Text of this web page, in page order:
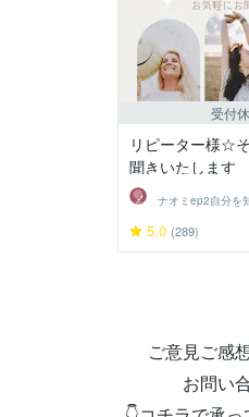
受付
リピーター様☆
聞きいたします
5.0 (289)
ご意見ご感
お問い